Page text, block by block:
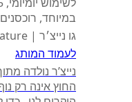
במיוחד,
גו נייצ׳ר | Go Nature
לעמוד המותג
נייצ’ר נולדה
החוץ אינה רק